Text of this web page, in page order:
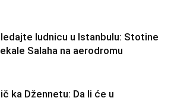
ludnicu u Istanbulu: Stotine
Salaha na aerodromu
ka Džennetu: Da li će u